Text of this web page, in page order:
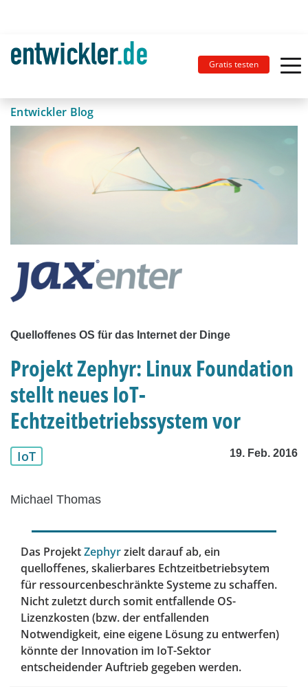
Gratis testen
Entwickler Blog
Quelloffenes OS für das Internet der Dinge
Projekt Zephyr: Linux Foundation
stellt neues IoT-
Echtzeitbetriebssystem vor
IoT 19. Feb. 2016
Michael Thomas
Das ProjektZephyrzielt darauf ab, ein
quelloffenes, skalierbares Echtzeitbetriebsytem
für ressourcenbeschränkte Systeme zu schaffen.
Nicht zuletzt durch somit entfallende OS-
Lizenzkosten (bzw. der entfallenden
Notwendigkeit, eine eigene Lösung zu entwerfen)
könnte der Innovation im IoT-Sektor
entscheidender Auftrieb gegeben werden.